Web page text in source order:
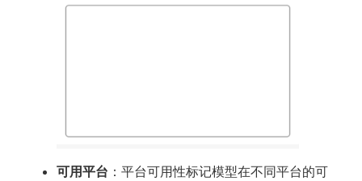
可用平台 ：平台可用性标记模型在不同平台的可